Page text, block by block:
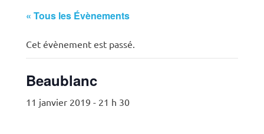
« Tous les Évènements
Cet évènement est passé.
Beaublanc
11 janvier 2019 - 21 h 30